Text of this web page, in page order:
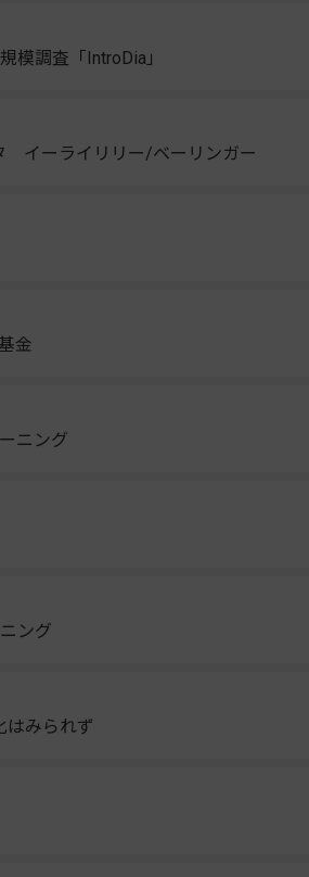
調査「IntroDia」
イーライリリー/ベーリンガー
金
ニング
ング
みられず